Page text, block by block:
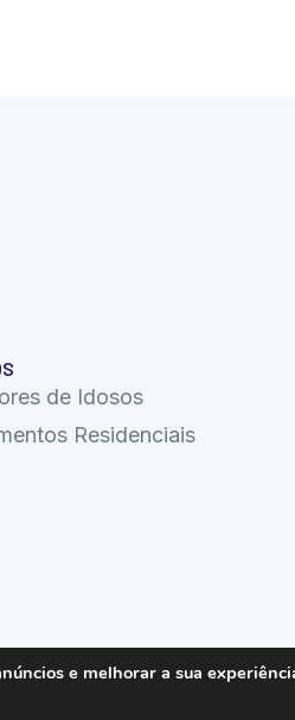
de Idosos
Residenciais
Site Square Marketing Digital
e melhorar a sua